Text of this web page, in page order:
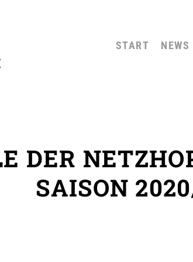
START NEWS
DER
SAISON